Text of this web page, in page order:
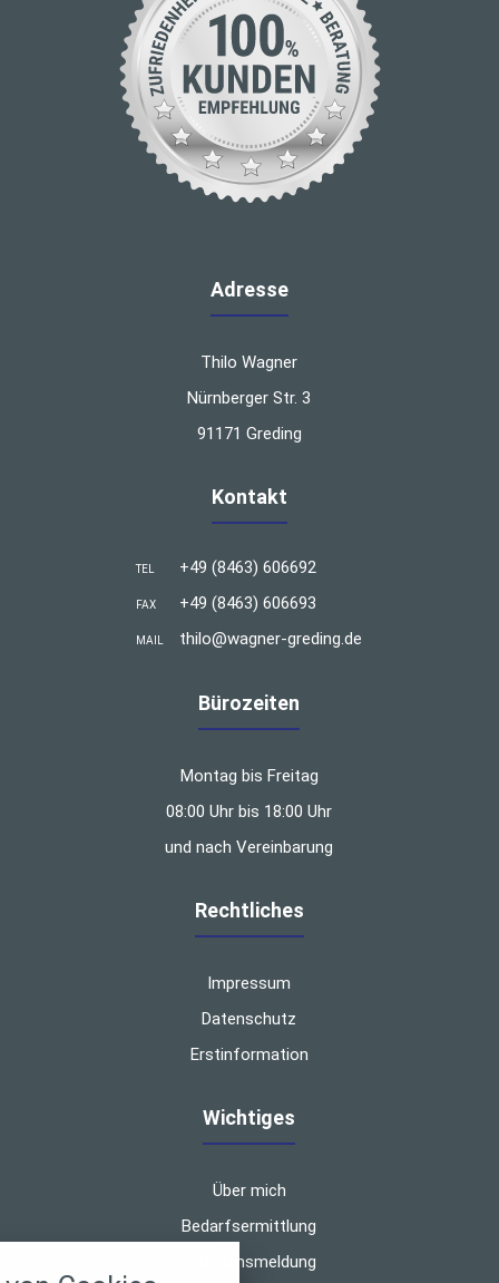
Adresse
Thilo Wagner
Nürnberger Str. 3
91171 Greding
Kontakt
TEL +49 (8463) 606692
FAX +49 (8463) 606693
MAIL thilo@wagner-greding.de
Bürozeiten
Montag bis Freitag
08:00 Uhr bis 18:00 Uhr
und nach Vereinbarung
Rechtliches
Impressum
Datenschutz
Erstinformation
Wichtiges
Über mich
Bedarfsermittlung
Schadensmeldung